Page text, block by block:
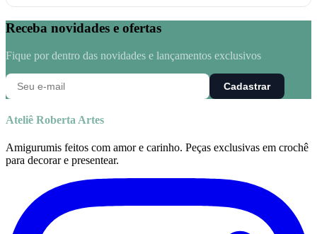
Receba novidades e ofertas
Fique por dentro das novidades e lançamentos exclusivos
Cadastrar
Ateliê Roberta Artes
Amigurumis feitos com amor e carinho. Peças exclusivas em crochê
para decorar e presentear.